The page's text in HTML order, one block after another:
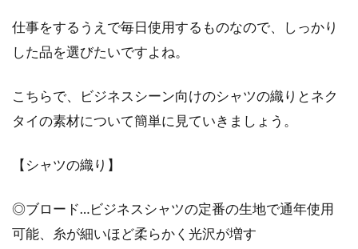
ルエットが魅力です。どんな体型の方でも着こ
バランス良く仕上げるには、靴の合わせ方が重
仕事をするうえで毎日使用するものなので、しっかり
した品を選びたいですよね。
こちらで、ビジネスシーン向けのシャツの織りとネク
タイの素材について簡単に見ていきましょう。
【シャツの織り】
◎ブロード…ビジネスシャツの定番の生地で通年使用
可能、糸が細いほど柔らかく光沢が増す